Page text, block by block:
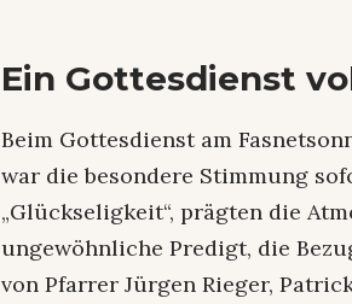
Ein Gottesdienst
Beim Gottesdienst am
war die besondere Stimmung
„Glückseligkeit“, prägten die
ungewöhnliche Predigt, die
von Pfarrer Jürgen Rieger,